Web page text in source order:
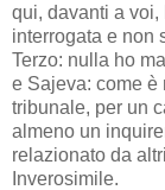
qui, davanti a
interrogata e non
Terzo: nulla ho
e Sajeva: come
tribunale, per un
almeno un
relazionato da
Inverosimile.